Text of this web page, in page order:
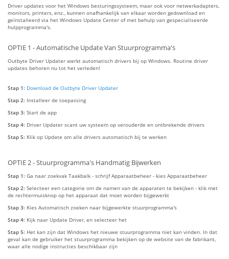
Driver updates voor het Windows besturingssysteem, maar ook voor netwerkadapters,
monitors, printers, enz., kunnen onafhankelijk van elkaar worden gedownload en
geïnstalleerd via het Windows Update Center of met behulp van gespecialiseerde
hulpprogramma's.
OPTIE 1 - Automatische Update Van Stuurprogramma's
Outbyte Driver Updater werkt automatisch drivers bij op Windows. Routine driver
updates behoren nu tot het verleden!
Stap 1: Download de Outbyte Driver Updater
Stap 2: Installeer de toepassing
Stap 3: Start de app
Stap 4: Driver Updater scant uw systeem op verouderde en ontbrekende drivers
Stap 5: Klik op Update om alle drivers automatisch bij te werken
OPTIE 2 - Stuurprogramma's Handmatig Bijwerken
Stap 1: Ga naar zoekvak Taakbalk - schrijf Apparaatbeheer - kies Apparaatbeheer
Stap 2: Selecteer een categorie om de namen van de apparaten te bekijken - klik met
de rechtermuisknop op het apparaat dat moet worden bijgewerkt
Stap 3: Kies Automatisch zoeken naar bijgewerkte stuurprogramma's
Stap 4: Kijk naar Update Driver, en selecteer het
Stap 5: Het kan zijn dat Windows het nieuwe stuurprogramma niet kan vinden. In dat
geval kan de gebruiker het stuurprogramma bekijken op de website van de fabrikant,
waar alle nodige instructies beschikbaar zijn